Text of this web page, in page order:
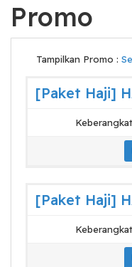
Promo
Tampilkan Promo :